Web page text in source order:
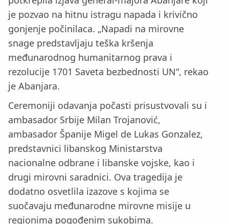
je pozvao na hitnu istragu napada i krivično
gonjenje počinilaca. „Napadi na mirovne
snage predstavljaju teška kršenja
međunarodnog humanitarnog prava i
rezolucije 1701 Saveta bezbednosti UN“, rekao
je Abanjara.
Ceremoniji odavanja počasti prisustvovali su i
ambasador Srbije Milan Trojanović,
ambasador Španije Migel de Lukas Gonzalez,
predstavnici libanskog Ministarstva
nacionalne odbrane i libanske vojske, kao i
drugi mirovni saradnici. Ova tragedija je
dodatno osvetlila izazove s kojima se
suočavaju međunarodne mirovne misije u
regionima pogođenim sukobima.